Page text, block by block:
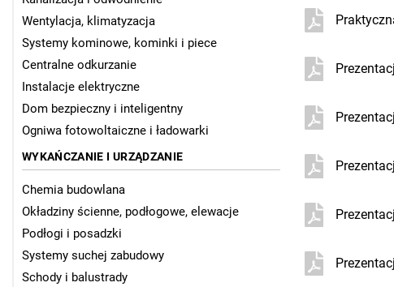
Wentylacja, klimatyzacja
Systemy kominowe, kominki i piece
Centralne odkurzanie
Instalacje elektryczne
Dom bezpieczny i inteligentny
Ogniwa fotowoltaiczne i ładowarki
WYKAŃCZANIE I URZĄDZANIE
Chemia budowlana
Okładziny ścienne, podłogowe, elewacje
Podłogi i posadzki
Systemy suchej zabudowy
Schody i balustrady